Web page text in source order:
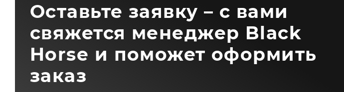
Оставьте заявку – с вами
свяжется менеджер Black
Horse и поможет оформить
заказ